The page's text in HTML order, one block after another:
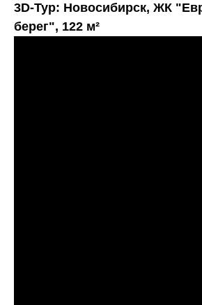
3D-Тур: Новосибирск, ЖК
берег", 122 м²